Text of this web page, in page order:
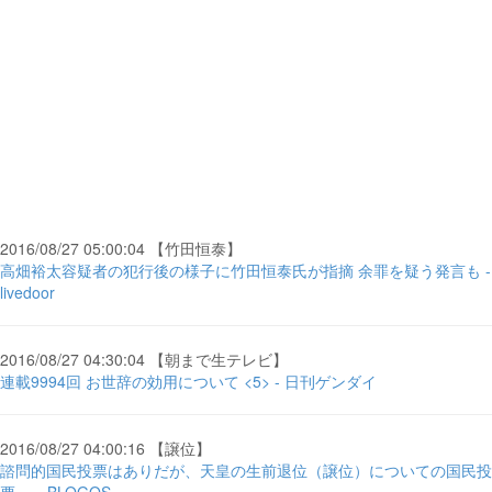
2016/08/27 05:00:04 【竹田恒泰】
高畑裕太容疑者の犯行後の様子に竹田恒泰氏が指摘 余罪を疑う発言も -
livedoor
2016/08/27 04:30:04 【朝まで生テレビ】
連載9994回 お世辞の効用について <5> - 日刊ゲンダイ
2016/08/27 04:00:16 【譲位】
諮問的国民投票はありだが、天皇の生前退位（譲位）についての国民投